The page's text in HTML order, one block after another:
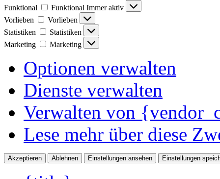
Funktional Funktional Immer aktiv
Vorlieben
Vorlieben
Statistiken
Statistiken
Marketing
Marketing
Optionen verwalten
Dienste verwalten
Verwalten von
Lese mehr über diese
Akzeptieren Ablehnen Einstellungen ansehen Einstellungen